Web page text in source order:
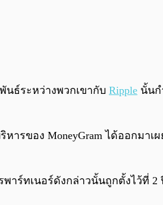
นธ์ระหว่างพวกเขากับ Ripple นั้นก
ารของ MoneyGram ได้ออกมาเ
าร์ทเนอร์ดังกล่าวนั้นถูกตั้งไว้ที่ 2